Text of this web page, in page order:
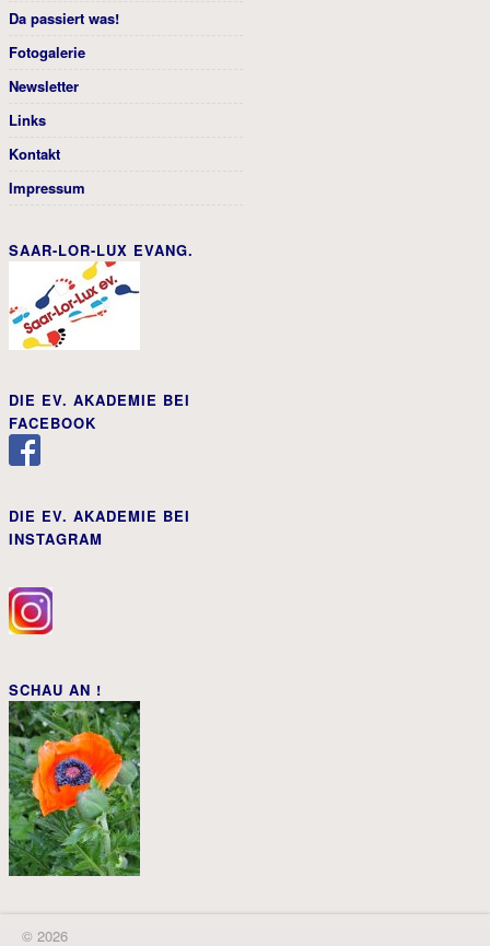
Da passiert was!
Fotogalerie
Newsletter
Links
Kontakt
Impressum
SAAR-LOR-LUX EVANG.
DIE EV. AKADEMIE BEI
FACEBOOK
DIE EV. AKADEMIE BEI
INSTAGRAM
SCHAU AN !
© 2026